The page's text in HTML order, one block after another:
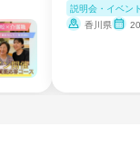
説明会・イベン
香川県